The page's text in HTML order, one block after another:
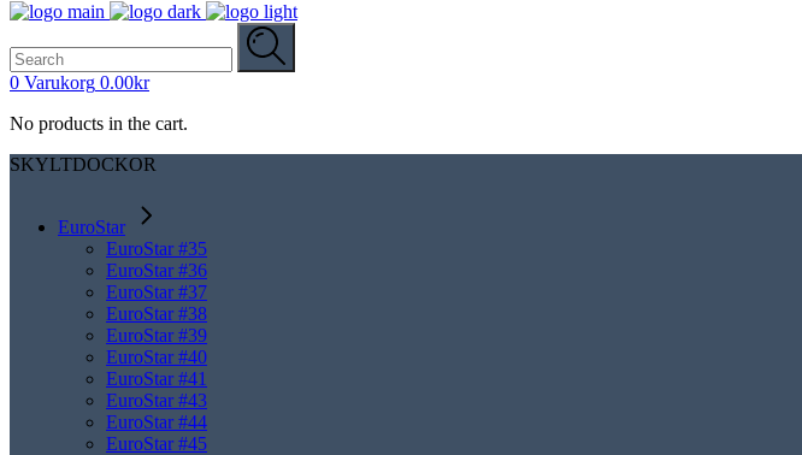
for:
0 Varukorg 0.00kr
No products in the cart.
SKYLTDOCKOR
EuroStar
EuroStar #35
EuroStar #36
EuroStar #37
EuroStar #38
EuroStar #39
EuroStar #40
EuroStar #41
EuroStar #43
EuroStar #44
EuroStar #45